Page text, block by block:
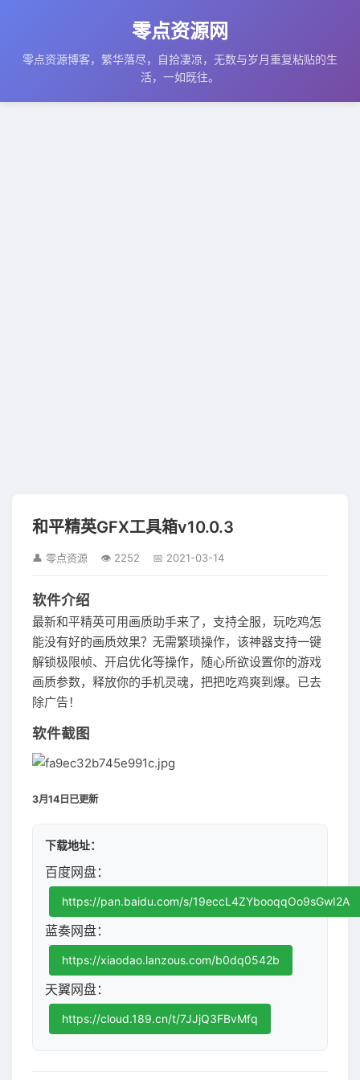
零点资源网
零点资源博客，繁华落尽，自拾凄凉，无数与岁月重复粘贴的生
活，一如既往。
和平精英GFX工具箱v10.0.3
👤 零点资源 👁 2252 📅 2021-03-14
软件介绍
最新和平精英可用画质助手来了，支持全服，玩吃鸡怎
能没有好的画质效果？无需繁琐操作，该神器支持一键
解锁极限帧、开启优化等操作，随心所欲设置你的游戏
画质参数，释放你的手机灵魂，把把吃鸡爽到爆。已去
除广告！
软件截图
3月14日已更新
下载地址：
百度网盘：
https://pan.baidu.com/s/19eccL4ZYbooqqOo9sGwI2A
蓝奏网盘：
https://xiaodao.lanzous.com/b0dq0542b
天翼网盘：
https://cloud.189.cn/t/7JJjQ3FBvMfq